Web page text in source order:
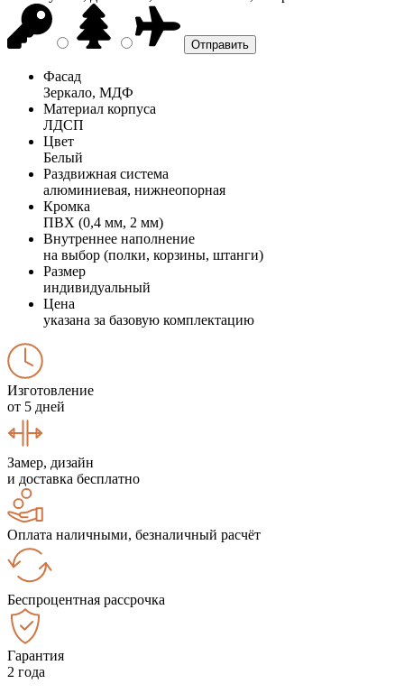
Фасад
Зеркало, МДФ
Материал корпуса
ЛДСП
Цвет
Белый
Раздвижная система
алюминиевая, нижнеопорная
Кромка
ПВХ (0,4 мм, 2 мм)
Внутреннее наполнение
на выбор (полки, корзины, штанги)
Размер
индивидуальный
Цена
указана за базовую комплектацию
Изготовление
от 5 дней
Замер, дизайн
и доставка бесплатно
Оплата наличными, безналичный расчёт
Беспроцентная рассрочка
Гарантия
2 года